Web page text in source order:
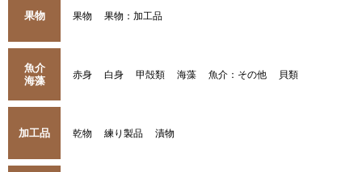
果物 果物 果物：加工品
魚介
海藻
赤身 白身 甲殻類 海藻 魚介：その他 貝類
加工品 乾物 練り製品 漬物